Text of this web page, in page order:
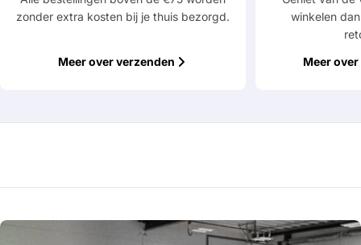
zonder extra kosten bij je thuis bezorgd.
Meer over verzenden
winkelen
Meer